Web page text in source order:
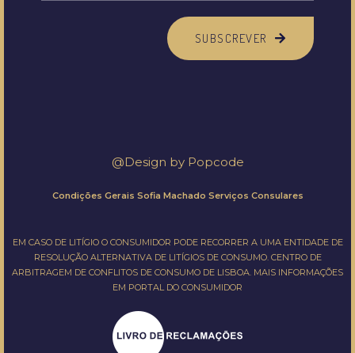
SUBSCREVER
@Design by Popcode
Condições Gerais Sofia Machado Serviços Consulares
EM CASO DE LITÍGIO O CONSUMIDOR PODE RECORRER A UMA ENTIDADE DE
RESOLUÇÃO ALTERNATIVA DE LITÍGIOS DE CONSUMO. CENTRO DE
ARBITRAGEM DE CONFLITOS DE CONSUMO DE LISBOA. MAIS INFORMAÇÕES
EM PORTAL DO CONSUMIDOR